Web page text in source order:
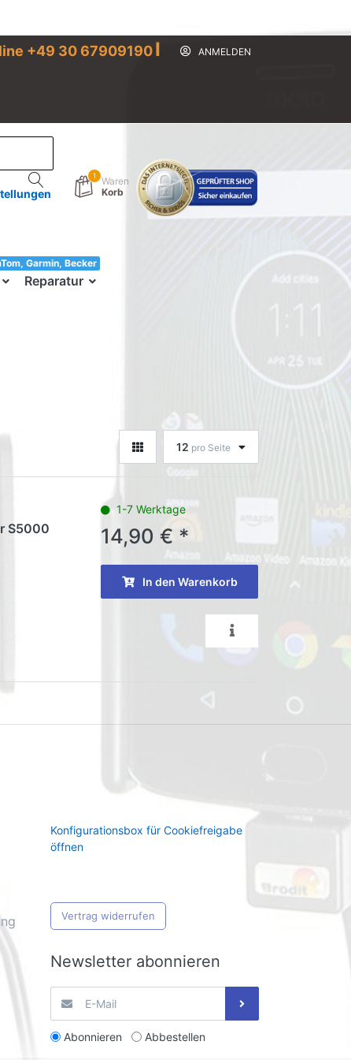
+49 30 67909190I ANMELDEN
1
Waren
Korb
Reparatur
Garmin, Becker
12 pro Seite
S5000
1-7 Werktage
14,90 € *
In den Warenkorb
Konfigurationsbox für Cookiefreigabe
öffnen
Vertrag widerrufen
Newsletter abonnieren
Abonnieren Abbestellen